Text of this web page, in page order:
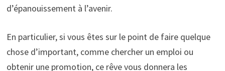
d’épanouissement à l’avenir.
En particulier, si vous êtes sur le point de faire quelque
chose d’important, comme chercher un emploi ou
obtenir une promotion, ce rêve vous donnera les